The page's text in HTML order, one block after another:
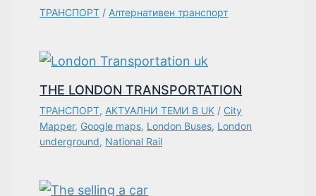
ТРАНСПОРТ / Алтернативен транспорт
THE LONDON TRANSPORTATION
ТРАНСПОРТ, АКТУАЛНИ ТЕМИ В UK / City
Mapper, Google maps, London Buses, London
underground, National Rail